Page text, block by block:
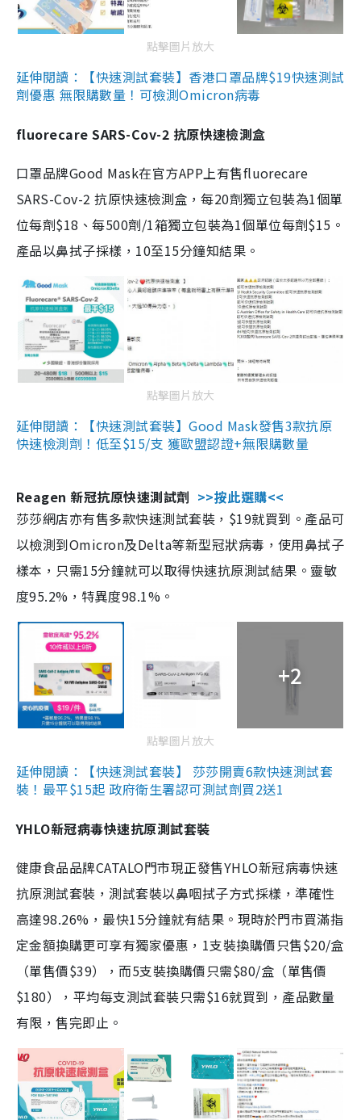
點擊圖片放大
延伸閱讀：【快速測試套裝】香港口罩品牌$19快速測試
劑優惠 無限購數量！可檢測Omicron病毒
fluorecare SARS-Cov-2 抗原快速檢測盒
口罩品牌Good Mask在官方APP上有售fluorecare
SARS-Cov-2 抗原快速檢測盒，每20劑獨立包裝為1個單
位每劑$18、每500劑/1箱獨立包裝為1個單位每劑$15。
產品以鼻拭子採樣，10至15分鐘知結果。
點擊圖片放大
延伸閱讀：【快速測試套裝】Good Mask發售3款抗原
快速檢測劑！低至$15/支 獲歐盟認證+無限購數量
Reagen 新冠抗原快速測試劑 >>按此選購<<
莎莎網店亦有售多款快速測試套裝，$19就買到。產品可
以檢測到Omicron及Delta等新型冠狀病毒，使用鼻拭子
樣本，只需15分鐘就可以取得快速抗原測試結果。靈敏
度95.2%，特異度98.1%。
+2
點擊圖片放大
延伸閱讀：【快速測試套裝】 莎莎開賣6款快速測試套
裝！最平$15起 政府衛生署認可測試劑買2送1
YHLO新冠病毒快速抗原測試套裝
健康食品品牌CATALO門市現正發售YHLO新冠病毒快速
抗原測試套裝，測試套裝以鼻咽拭子方式採樣，準確性
高達98.26%，最快15分鐘就有結果。現時於門市買滿指
定金額換購更可享有獨家優惠，1支裝換購價只售$20/盒
（單售價$39），而5支裝換購價只需$80/盒（單售價
$180），平均每支測試套裝只需$16就買到，產品數量
有限，售完即止。